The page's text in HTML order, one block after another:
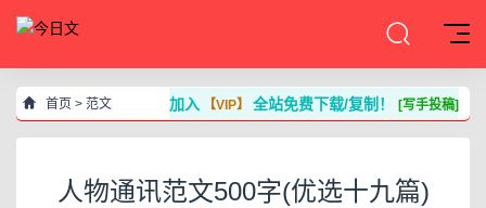
首页 > 范文 加入【VIP】 全站免费下载/复制！ [写手投稿]
人物通讯范文500字(优选十九篇)